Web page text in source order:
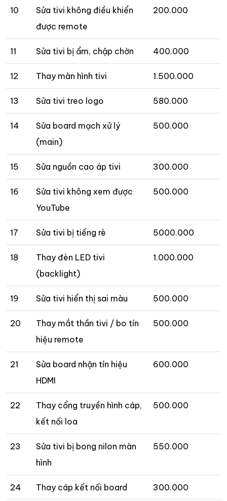
10
Sửa tivi không điều khiển
được remote
200.000
11 Sửa tivi bị ẩm, chập chờn 400.000
12 Thay màn hình tivi 1.500.000
13 Sửa tivi treo logo 580.000
14
Sửa board mạch xử lý
(main)
500.000
15 Sửa nguồn cao áp tivi 300.000
16
Sửa tivi không xem được
YouTube
500.000
17 Sửa tivi bị tiếng rè 5000.000
18
Thay đèn LED tivi
(backlight)
1.000.000
19 Sửa tivi hiển thị sai màu 500.000
20
Thay mắt thần tivi / bo tín
hiệu remote
500.000
21
Sửa board nhận tín hiệu
HDMI
600.000
22
Thay cổng truyền hình cáp,
kết nối loa
500.000
23
Sửa tivi bị bong nilon màn
hình
550.000
24 Thay cáp kết nối board 300.000